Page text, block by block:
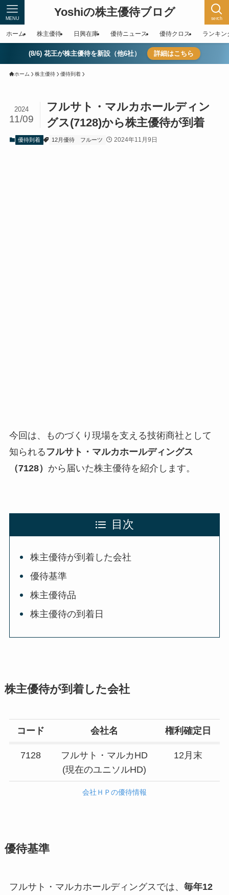
Yoshiの株主優待ブログ serch
MENU
ホーム 株主優待 日興在庫 優待ニュース 優待クロス ランキン
(8/6) 花王が株主優待を新設（他6社） 詳細はこちら
ホーム 株主優待 優待到着
フルサト・マルカホールディン
グス(7128)から株主優待が到着
2024
11/09
優待到着 12月優待 フルーツ 2024年11月9日
今回は、ものづくり現場を支える技術商社として
知られる フルサト・マルカホールディングス
（7128） から届いた株主優待を紹介します。
目次
株主優待が到着した会社
優待基準
株主優待品
株主優待の到着日
株主優待が到着した会社
コード 会社名 権利確定日
7128
フルサト・マルカHD
(現在のユニソルHD)
12月末
会社ＨＰの優待情報
優待基準
フルサト・マルカホールディングスでは、 毎年12